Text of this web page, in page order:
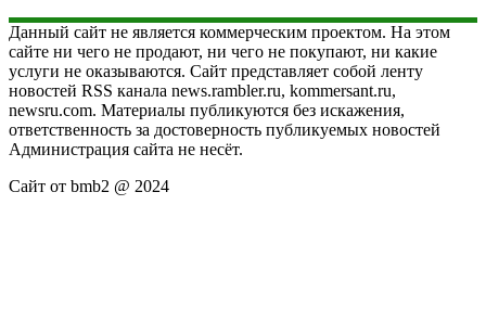
Данный сайт не является коммерческим проектом. На этом
сайте ни чего не продают, ни чего не покупают, ни какие
услуги не оказываются. Сайт представляет собой ленту
новостей RSS канала news.rambler.ru, kommersant.ru,
newsru.com. Материалы публикуются без искажения,
ответственность за достоверность публикуемых новостей
Администрация сайта не несёт.
Сайт от bmb2 @ 2024